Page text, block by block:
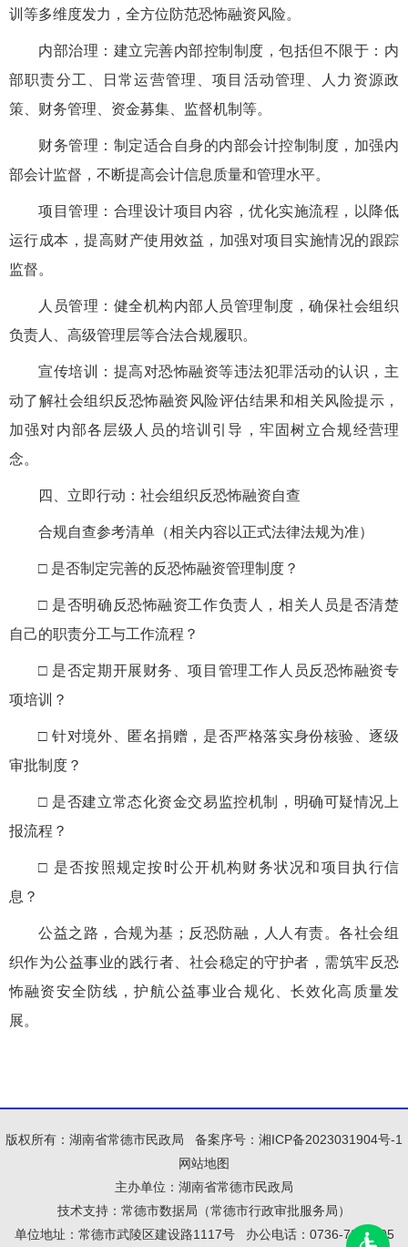
训等多维度发力，全方位防范恐怖融资风险。
内部治理：建立完善内部控制制度，包括但不限于：内
部职责分工、日常运营管理、项目活动管理、人力资源政
策、财务管理、资金募集、监督机制等。
财务管理：制定适合自身的内部会计控制制度，加强内
部会计监督，不断提高会计信息质量和管理水平。
项目管理：合理设计项目内容，优化实施流程，以降低
运行成本，提高财产使用效益，加强对项目实施情况的跟踪
监督。
人员管理：健全机构内部人员管理制度，确保社会组织
负责人、高级管理层等合法合规履职。
宣传培训：提高对恐怖融资等违法犯罪活动的认识，主
动了解社会组织反恐怖融资风险评估结果和相关风险提示，
加强对内部各层级人员的培训引导，牢固树立合规经营理
念。
四、立即行动：社会组织反恐怖融资自查
合规自查参考清单（相关内容以正式法律法规为准）
□ 是否制定完善的反恐怖融资管理制度？
□ 是否明确反恐怖融资工作负责人，相关人员是否清楚
自己的职责分工与工作流程？
□ 是否定期开展财务、项目管理工作人员反恐怖融资专
项培训？
□ 针对境外、匿名捐赠，是否严格落实身份核验、逐级
审批制度？
□ 是否建立常态化资金交易监控机制，明确可疑情况上
报流程？
□ 是否按照规定按时公开机构财务状况和项目执行信
息？
公益之路，合规为基；反恐防融，人人有责。各社会组
织作为公益事业的践行者、社会稳定的守护者，需筑牢反恐
怖融资安全防线，护航公益事业合规化、长效化高质量发
展。
版权所有：湖南省常德市民政局 备案序号： 湘ICP备2023031904号-1
网站地图
主办单位：湖南省常德市民政局
技术支持：常德市数据局（常德市行政审批服务局）
单位地址：常德市武陵区建设路1117号
办公电话：0736-7251105